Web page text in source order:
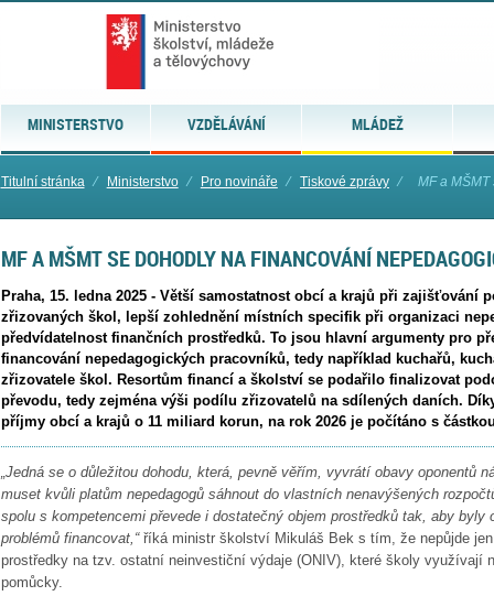
MINISTERSTVO VZDĚLÁVÁNÍ MLÁDEŽ
Titulní stránka ⁄ Ministerstvo ⁄ Pro novináře ⁄ Tiskové zprávy ⁄ MF a
MF A MŠMT SE DOHODLY NA FINANCOVÁNÍ
Praha, 15. ledna 2025 - Větší samostatnost obcí a krajů při zajišťování
zřizovaných škol, lepší zohlednění místních specifik při organizaci
předvídatelnost finančních prostředků. To jsou hlavní argumenty pro
financování nepedagogických pracovníků, tedy například kuchařů,
zřizovatele škol. Resortům financí a školství se podařilo finalizovat
převodu, tedy zejména výši podílu zřizovatelů na sdílených daních.
příjmy obcí a krajů o 11 miliard korun, na rok 2026 je počítáno s
„Jedná se o důležitou dohodu, která, pevně věřím, vyvrátí obavy oponentů
muset kvůli platům nepedagogů sáhnout do vlastních nenavýšených
spolu s kompetencemi převede i dostatečný objem prostředků tak, aby byly
problémů financovat,“říká ministr školství Mikuláš Bek s tím, že nepůjde jen
prostředky na tzv. ostatní neinvestiční výdaje (ONIV), které školy využívají
pomůcky.